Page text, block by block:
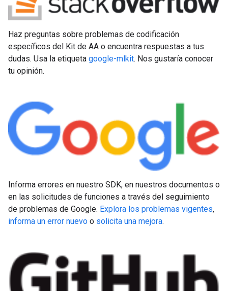
Haz preguntas sobre problemas de codificación
específicos del Kit de AA o encuentra respuestas a tus
dudas. Usa la etiqueta google-mlkit. Nos gustaría conocer
tu opinión.
Informa errores en nuestro SDK, en nuestros documentos o
en las solicitudes de funciones a través del seguimiento
de problemas de Google. Explora los problemas vigentes,
informa un error nuevo o solicita una mejora.